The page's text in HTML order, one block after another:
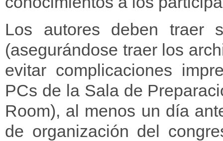
Los autores deben traer
(asegurándose traer los
evitar complicaciones
PCs de la Sala de
Room), al menos un día
de organización del